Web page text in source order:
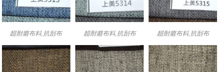
超耐磨布料,抗刮布 超耐磨布料,抗刮布 超耐磨布料,抗刮布